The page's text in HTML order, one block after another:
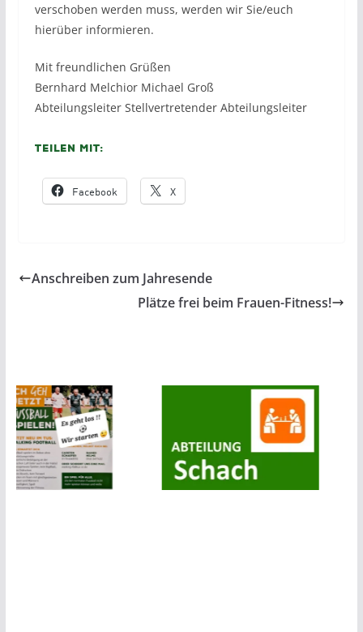
verschoben werden muss, werden wir Sie/euch
hierüber informieren.
Mit freundlichen Grüßen
Bernhard Melchior Michael Groß
Abteilungsleiter Stellvertretender Abteilungsleiter
Teilen mit:
Facebook X
Anschreiben zum Jahresende
Plätze frei beim Frauen-Fitness!